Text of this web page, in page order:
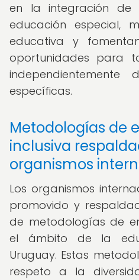
en la integración
educación especial,
educativa y
oportunidades para
independientemente
específicas.
Metodologías de
inclusiva
organismos
Los organismos
promovido y
de metodologías de
el ámbito de la
Uruguay. Estas
respeto a la